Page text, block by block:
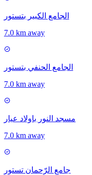
الجامع الكبير بتستور
7.0 km away
الجامع الحنفي بتستور
7.0 km away
مسجد النور باولاد عيار
7.0 km away
جامع الرّحمان تستور